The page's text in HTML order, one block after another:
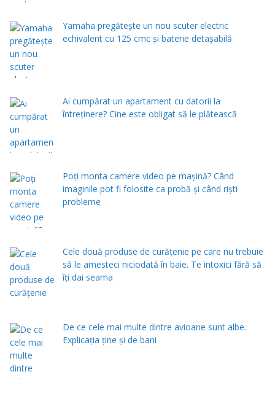
Yamaha pregătește un nou scuter electric
echivalent cu 125 cmc și baterie detașabilă
Ai cumpărat un apartament cu datorii la
întreținere? Cine este obligat să le plătească
Poți monta camere video pe mașină? Când
imaginile pot fi folosite ca probă și când riști
probleme
Cele două produse de curăţenie pe care nu trebuie
să le amesteci niciodată în baie. Te intoxici fără să
îţi dai seama
De ce cele mai multe dintre avioane sunt albe.
Explicația ține și de bani